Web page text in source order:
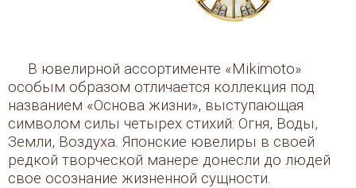
В ювелирной ассортименте «Mikimoto»
особым образом отличается коллекция под
названием «Основа жизни», выступающая
символом силы четырех стихий: Огня, Воды,
Земли, Воздуха. Японские ювелиры в своей
редкой творческой манере донесли до людей
свое осознание жизненной сущности.